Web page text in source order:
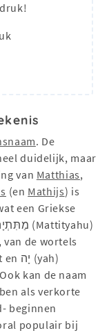
. De
duidelijk, maar
van Matthias,
(en Mathijs) is
een Griekse
de wortels
kan de naam
als verkorte
beginnen
populair bij